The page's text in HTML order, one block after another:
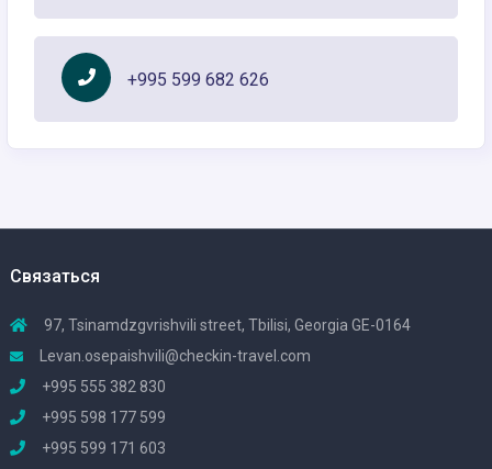
+995 599 682 626
Связаться
97, Tsinamdzgvrishvili street, Tbilisi, Georgia GE-0164
Levan.osepaishvili@checkin-travel.com
+995 555 382 830
+995 598 177 599
+995 599 171 603